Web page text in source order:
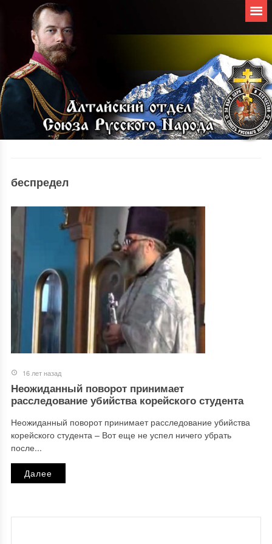
беспредел
16 лет назад
Неожиданный поворот принимает
расследование убийства корейского студента
Неожиданный поворот принимает расследование убийства
корейского студента – Вот еще не успел ничего убрать
после...
Далее